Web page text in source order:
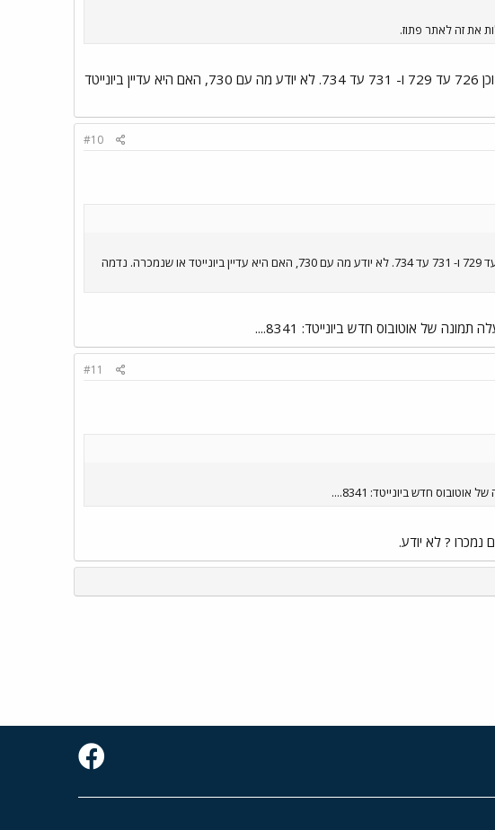
כבר לא קיימות, וגם 809 נמכרה ואינה בשרות. מה- 7XX ראיתי לאחרונה את 753 ו- 757, וכן 726 עד 729 ו- 731 עד 734. לא יודע מה עם 730, האם היא עדיין ביונייטד
#10
כבר לא קיימות, וגם 809 נמכרה ואינה בשרות. מה- 7XX ראיתי לאחרונה את 753 ו- 757, וכן 726 עד 729 ו- 731 עד 734. לא יודע מה עם 730, האם היא עדיין ביונייטד או שנמכרה. נדמה
#11